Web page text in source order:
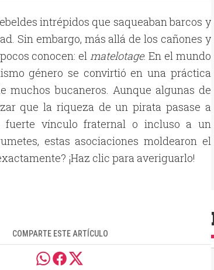
intrépidos que saqueaban barcos y
Sin embargo, más allá de los cañones y
conocen: el matelotage. En el mundo
género se convirtió en una práctica
muchos bucaneros. Aunque algunas de
que la riqueza de un pirata pasase a
fuerte vínculo fraternal o incluso a un
estas asociaciones moldearon el
¡Haz clic para averiguarlo!
COMPARTE ESTE ARTÍCULO